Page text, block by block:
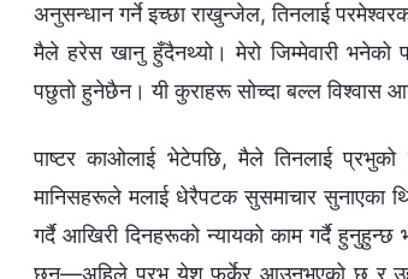
अनुसन्धान गर्ने इच्‍छा राखुन्जेल, तिनलाई
मैले हरेस खानु हुँदैनथ्यो। मेरो जिम्‍मेवारी
पछुतो हुनेछैन। यी कुराहरू सोच्दा बल्‍ल विश्‍वास
पाष्टर काओलाई भेटेपछि, मैले तिनलाई प्रभुको
मानिसहरूले मलाई धेरैपटक सुसमाचार सुनाएका
गर्दै आखिरी दिनहरूको न्यायको काम गर्दै
छन्—अहिले प्रभु येशू फर्केर आउनुभएको छ र